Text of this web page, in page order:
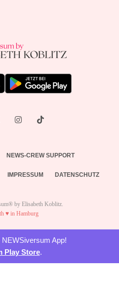
NEWS-CREW SUPPORT
IMPRESSUM DATENSCHUTZ
by Elisabeth Koblitz.
♥ in Hamburg
NEWSiversum App!
Play Store.